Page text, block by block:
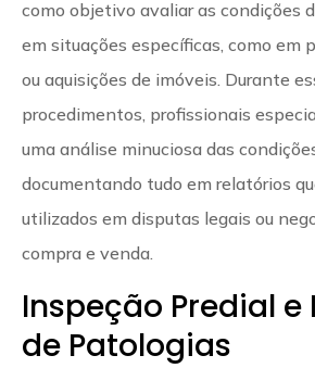
como objetivo avaliar as condições
em situações específicas, como em
ou aquisições de imóveis. Durante
procedimentos, profissionais
uma análise minuciosa das
documentando tudo em relatórios
utilizados em disputas legais ou
compra e venda.
Inspeção Predial e
de Patologias